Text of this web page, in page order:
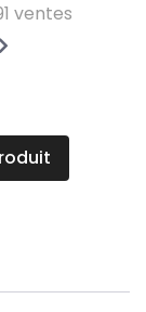
ventes